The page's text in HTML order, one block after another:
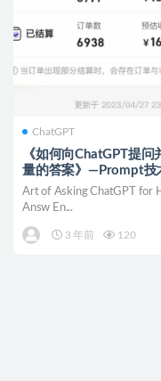
ChatGPT
《如何向ChatGPT提问
量的答案》—Prompt技
南
Art of Asking ChatGPT for
Answ En...
3 年前 120